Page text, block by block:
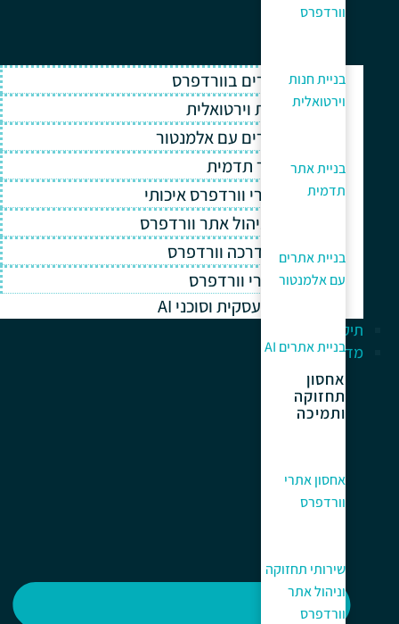
וורדפרס
בניית חנות
וירטואלית
בניית אתר
תדמית
בניית אתרים
עם אלמנטור
בניית אתרים AI
אחסון
תחזוקה
ותמיכה
אחסון אתרי
וורדפרס
שירותי תחזוקה
וניהול אתר
וורדפרס
בניית אתרים בוורדפרס
בניית חנות וירטואלית
בניית אתרים עם אלמנטור
בניית אתר תדמית
אחסון אתרי וורדפרס איכותי
תחזוקה וניהול אתר וורדפרס
תמיכה והדרכה וורדפרס
קידום אתרי וורדפרס
אוטומציה עסקית וסוכני AI
תיק עבודות
מדריך למתחלים